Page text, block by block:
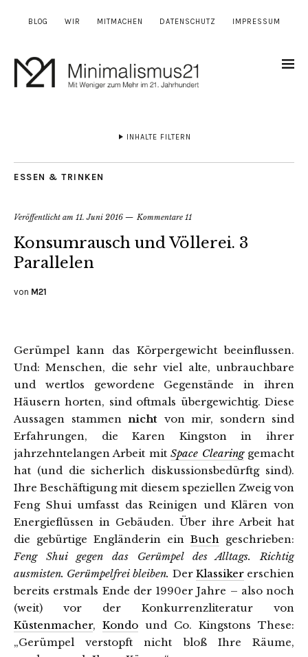
BLOG WIR MITMACHEN DATENSCHUTZ IMPRESSUM
INHALTE FILTERN
ESSEN & TRINKEN
Veröffentlicht am 11. Juni 2016 Kommentare 11
Konsumrausch und Völlerei. 3
Parallelen
von M21
Gerümpel kann das Körpergewicht beeinflussen.
Und: Menschen, die sehr viel alte, unbrauchbare
und wertlos gewordene Gegenstände in ihren
Häusern horten, sind oftmals übergewichtig. Diese
Aussagen stammen nicht von mir, sondern sind
Erfahrungen, die Karen Kingston in ihrer
jahrzehntelangen Arbeit mitSpace Clearinggemacht
hat (und die sicherlich diskussionsbedürftg sind).
Ihre Beschäftigung mit diesem speziellen Zweig von
Feng Shui umfasst das Reinigen und Klären von
Energieflüssen in Gebäuden. Über ihre Arbeit hat
die gebürtige Engländerin ein Buch geschrieben:
Feng Shui gegen das Gerümpel des Alltags. Richtig
ausmisten. Gerümpelfrei bleiben. Der Klassikererschien
bereits erstmals Ende der 1990er Jahre – also noch
(weit) vor der Konkurrenzliteratur von
Küstenmacher, Kondo und Co. Kingstons These:
„Gerümpel verstopft nicht bloß Ihre Räume,